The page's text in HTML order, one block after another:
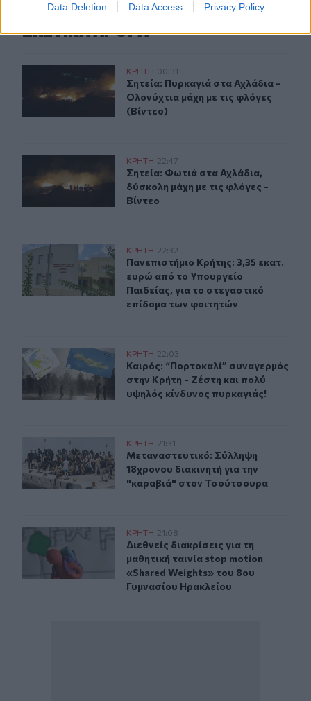
Data Deletion Data Access Privacy Policy
ΣΧΕΤΙΚA AΡΘΡΑ
Σητεία: Πυρκαγιά στα Αχλάδια - Ολονύχτια μάχη με τις
ΚΡΗΤΗ 00:31
Σητεία: Πυρκαγιά στα Αχλάδια -
Σητεία: Πυρκαγιά στα Αχλάδια -
Ολονύχτια μάχη με τις φλόγες
(Βίντεο)
Σητεία: Φωτιά στα Αχλάδια, δύσκολη μάχη με τις
ΚΡΗΤΗ 22:47
Σητεία: Φωτιά στα Αχλάδια,
Σητεία: Φωτιά στα Αχλάδια,
δύσκολη μάχη με τις φλόγες -
Βίντεο
Πανεπιστήμιο Κρήτης: 3,35 εκατ. ευρώ από το
ΚΡΗΤΗ 22:32
Πανεπιστήμιο Κρήτης: 3,35 εκατ.
Πανεπιστήμιο Κρήτης: 3,35 εκατ.
ευρώ από το Υπουργείο
Παιδείας, για το στεγαστικό
επίδομα των φοιτητών
Καιρός: “Πορτοκαλί” συναγερμός στην Κρήτη - Ζέστη
ΚΡΗΤΗ 22:03
Καιρός: “Πορτοκαλί” συναγερμός
Καιρός: “Πορτοκαλί” συναγερμός
στην Κρήτη - Ζέστη και πολύ
υψηλός κίνδυνος πυρκαγιάς!
Μεταναστευτικό: Σύλληψη 18χρονου διακινητή για
ΚΡΗΤΗ 21:31
Μεταναστευτικό: Σύλληψη
Μεταναστευτικό: Σύλληψη
18χρονου διακινητή για την
"καραβιά" στον Τσούτσουρα
Διεθνείς διακρίσεις για τη μαθητική ταινία stop
ΚΡΗΤΗ 21:08
Διεθνείς διακρίσεις για τη
Διεθνείς διακρίσεις για τη
μαθητική ταινία stop motion
«Shared Weights» του 8ου
Γυμνασίου Ηρακλείου